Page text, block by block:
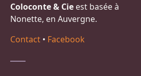
Coloconte & Cie est basée à
Nonette, en Auvergne.
Contact • Facebook